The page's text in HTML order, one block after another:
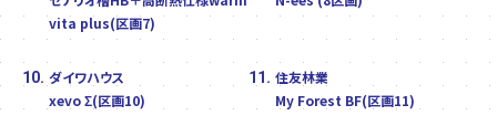
vita plus(区画7)
10. ダイワハウス
xevo Σ(区画10)
11. 住友林業
My Forest BF(区画11)